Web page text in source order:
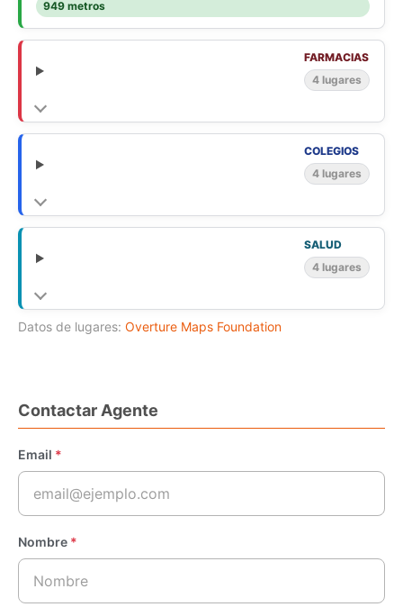
949 metros
FARMACIAS
4 lugares
COLEGIOS
4 lugares
SALUD
4 lugares
Datos de lugares: Overture Maps Foundation
Contactar Agente
Email *
Nombre *